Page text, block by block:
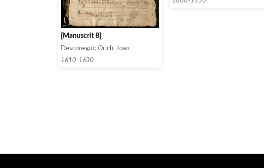
[Manuscrit 8]
Desconegut; Orich, Joan
1610-1630